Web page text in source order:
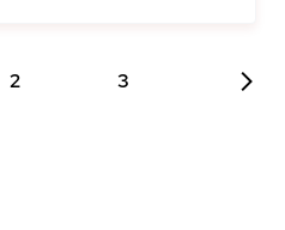
2 3